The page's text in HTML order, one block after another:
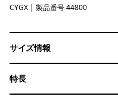
Canopy Green - Light Canopy Green X-Dye
CYGX | 製品番号 44800
サイズ情報
特長